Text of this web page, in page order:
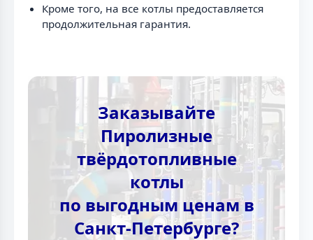
Кроме того, на все котлы предоставляется
продолжительная гарантия.
Заказывайте
Пиролизные
твёрдотопливные
котлы
по выгодным ценам в
Санкт-Петербурге?